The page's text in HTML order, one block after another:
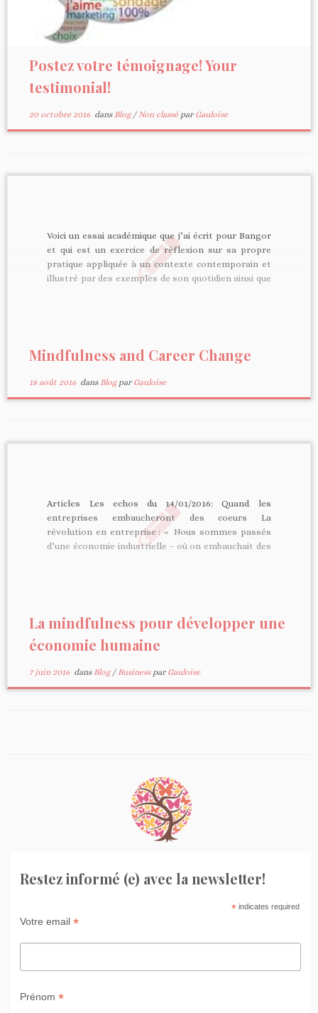
Postez votre témoignage! Your
testimonial!
20 octobre 2016dansBlog/ Non classé par Gauloise
Voici un essai académique que j’ai écrit pour Bangor
et qui est un exercice de réflexion sur sa propre
pratique appliquée à un contexte contemporain et
illustré par des exemples de son quotidien ainsi que
Mindfulness and Career Change
18 août 2016dansBlogpar Gauloise
Articles Les echos du 14/01/2016: Quand les
entreprises embaucheront des coeurs La
révolution en entreprise : « Nous sommes passés
d’une économie industrielle – où on embauchait des
La mindfulness pour développer une
économie humaine
7 juin 2016dansBlog/Business par Gauloise
Restez informé (e) avec la newsletter!
*indicates required
Votre email *
Prénom *